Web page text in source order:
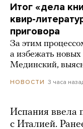
Итог «дела
квир-
приговора
За этим
а избежать
Мединский,
НОВОСТИ 3 часа
Испания ввела
с Италией.